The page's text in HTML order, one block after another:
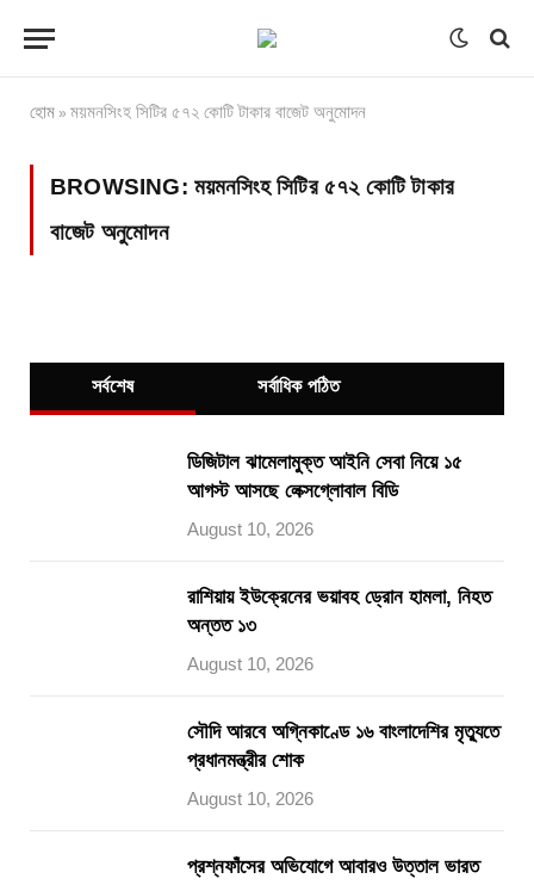
হোম » ময়মনসিংহ সিটির ৫৭২ কোটি টাকার বাজেট অনুমোদন
BROWSING: ময়মনসিংহ সিটির ৫৭২ কোটি টাকার
বাজেট অনুমোদন
সর্বশেষ সর্বাধিক পঠিত
ডিজিটাল ঝামেলামুক্ত আইনি সেবা নিয়ে ১৫
আগস্ট আসছে লেক্সগ্লোবাল বিডি
August 10, 2026
রাশিয়ায় ইউক্রেনের ভয়াবহ ড্রোন হামলা, নিহত
অন্তত ১৩
August 10, 2026
সৌদি আরবে অগ্নিকাণ্ডে ১৬ বাংলাদেশির মৃত্যুতে
প্রধানমন্ত্রীর শোক
August 10, 2026
প্রশ্নফাঁসের অভিযোগে আবারও উত্তাল ভারত